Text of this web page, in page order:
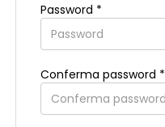
lavoro
il
CV
Login
Lingua
Password *
Conferma password *